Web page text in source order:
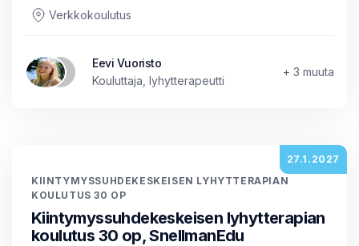
Verkkokoulutus
Eevi Vuoristo
Kouluttaja, lyhytterapeutti
+ 3 muuta
27.1.2027
KIINTYMYSSUHDEKESKEISEN LYHYTTERAPIAN
KOULUTUS 30 OP
Kiintymyssuhdekeskeisen lyhytterapian
koulutus 30 op, SnellmanEdu